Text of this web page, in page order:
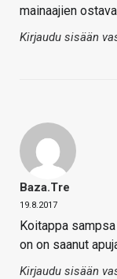
mainaajien
Kirjaudu sisään
Baza.tre
19.8.2017
Koitappa
on on saanut
Kirjaudu sisään